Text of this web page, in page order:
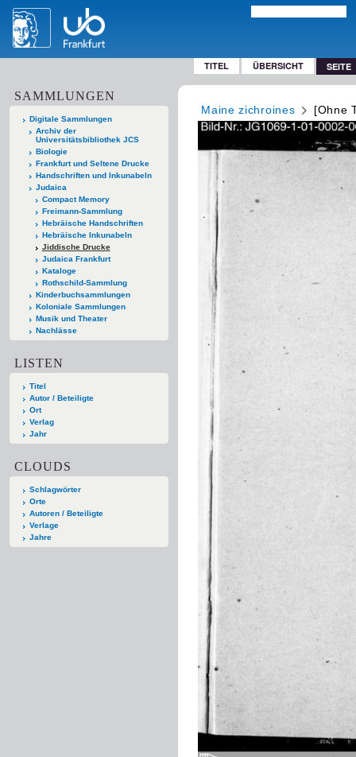
TITEL ÜBERSICHT SEITE
SAMMLUNGEN
Digitale Sammlungen
Archiv der
Universitätsbibliothek JCS
Biologie
Frankfurt und Seltene Drucke
Handschriften und Inkunabeln
Judaica
Compact Memory
Freimann-Sammlung
Hebräische Handschriften
Hebräische Inkunabeln
Jiddische Drucke
Judaica Frankfurt
Kataloge
Rothschild-Sammlung
Kinderbuchsammlungen
Koloniale Sammlungen
Musik und Theater
Nachlässe
LISTEN
Titel
Autor / Beteiligte
Ort
Verlag
Jahr
CLOUDS
Schlagwörter
Orte
Autoren / Beteiligte
Verlage
Jahre
Maine zichroines [Ohne